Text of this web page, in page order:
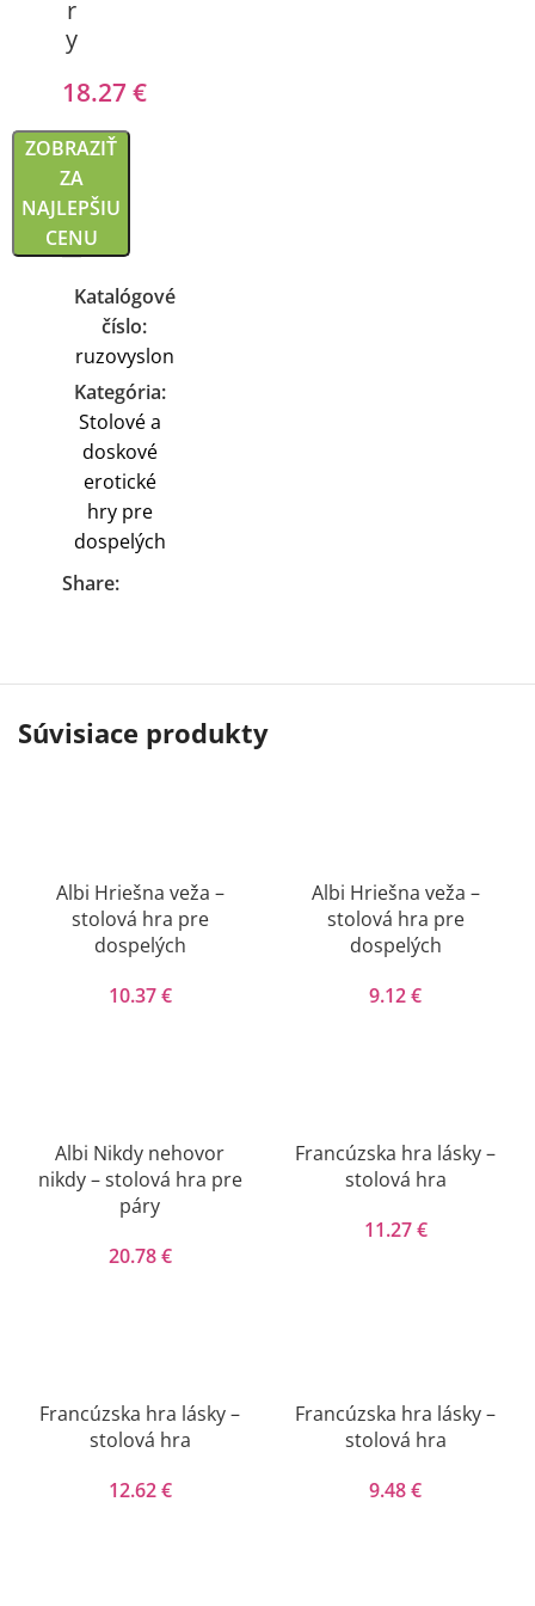
r
y
18.27€
ZOBRAZIŤ
ZA
NAJLEPŠIU
CENU
Katalógové
číslo:
ruzovyslon
Kategória:
Stolové a
doskové
erotické
hry pre
dospelých
Share:
Súvisiace produkty
Albi Hriešna veža –
stolová hra pre
dospelých
10.37€
Albi Hriešna veža –
stolová hra pre
dospelých
9.12€
Albi Nikdy nehovor
nikdy – stolová hra pre
páry
20.78€
Francúzska hra lásky –
stolová hra
11.27€
Francúzska hra lásky –
stolová hra
12.62€
Francúzska hra lásky –
stolová hra
9.48€